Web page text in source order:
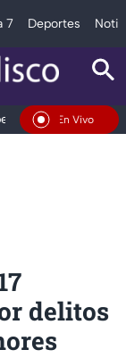
7 Deportes
Deportes
En Vivo
delitos